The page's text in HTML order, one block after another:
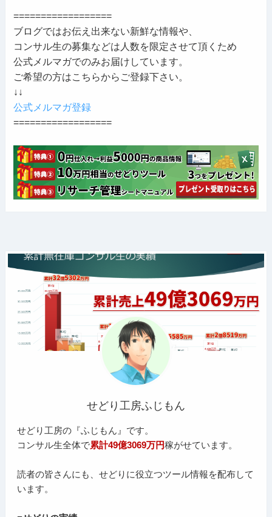
==================
ブログではお伝え出来ない新鮮な情報や、
コンサル生の募集などは人数を限定させて頂くため
公式メルマガでのみお届けしています。
ご希望の方はこちらからご登録下さい。
↓↓
公式メルマガ登録
==================
せどり工房ふじもん
せどり工房の『ふじもん』です。
コンサル生全体で累計49億3069万円稼がせています。
読者の皆さんにも、せどりに役立つツール情報を配布して
います。